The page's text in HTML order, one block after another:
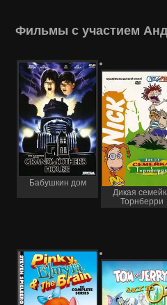
Фильмы с участием
Бабушкин дом
Дикая
Торнберри